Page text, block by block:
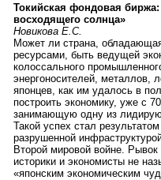
Токийская фондовая
восходящего солнца»
Новикова Е.С.
Может ли страна,
ресурсами, быть ведущей
колоссального
энергоносителей, металлов,
японцев, как им удалось в
построить экономику, уже с
занимающую одну из
Такой успех стал
разрушенной
Второй мировой войне.
историки и экономисты не
«японским экономическим